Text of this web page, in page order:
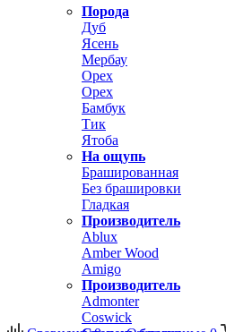
Порода
Дуб
Ясень
Мербау
Орех
Орех
Бамбук
Тик
Ятоба
На ощупь
Брашированная
Без брашировки
Гладкая
Производитель
Ablux
Amber Wood
Amigo
Производитель
Admonter
Coswick